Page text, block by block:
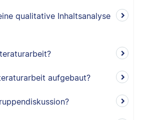
qualitative Inhaltsanalyse
aufgebaut?